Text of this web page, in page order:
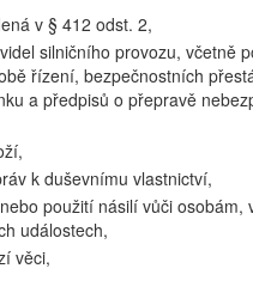
v § 412 odst. 2,
silničního provozu, včetně
řízení, bezpečnostních
a předpisů o přepravě
k duševnímu vlastnictví,
použití násilí vůči osobám,
událostech,
věci,